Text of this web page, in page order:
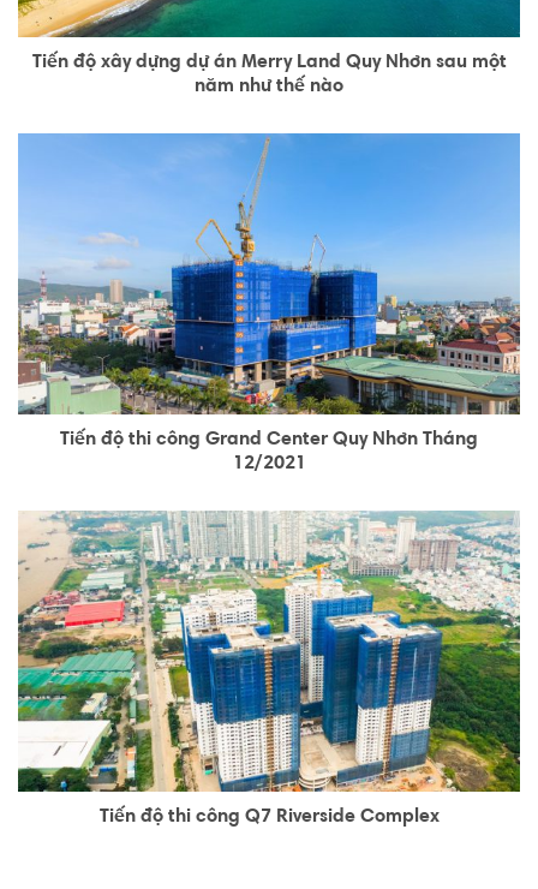
Tiến độ xây dựng dự án Merry Land Quy Nhơn sau một
năm như thế nào
Tiến độ thi công Grand Center Quy Nhơn Tháng
12/2021
Tiến độ thi công Q7 Riverside Complex